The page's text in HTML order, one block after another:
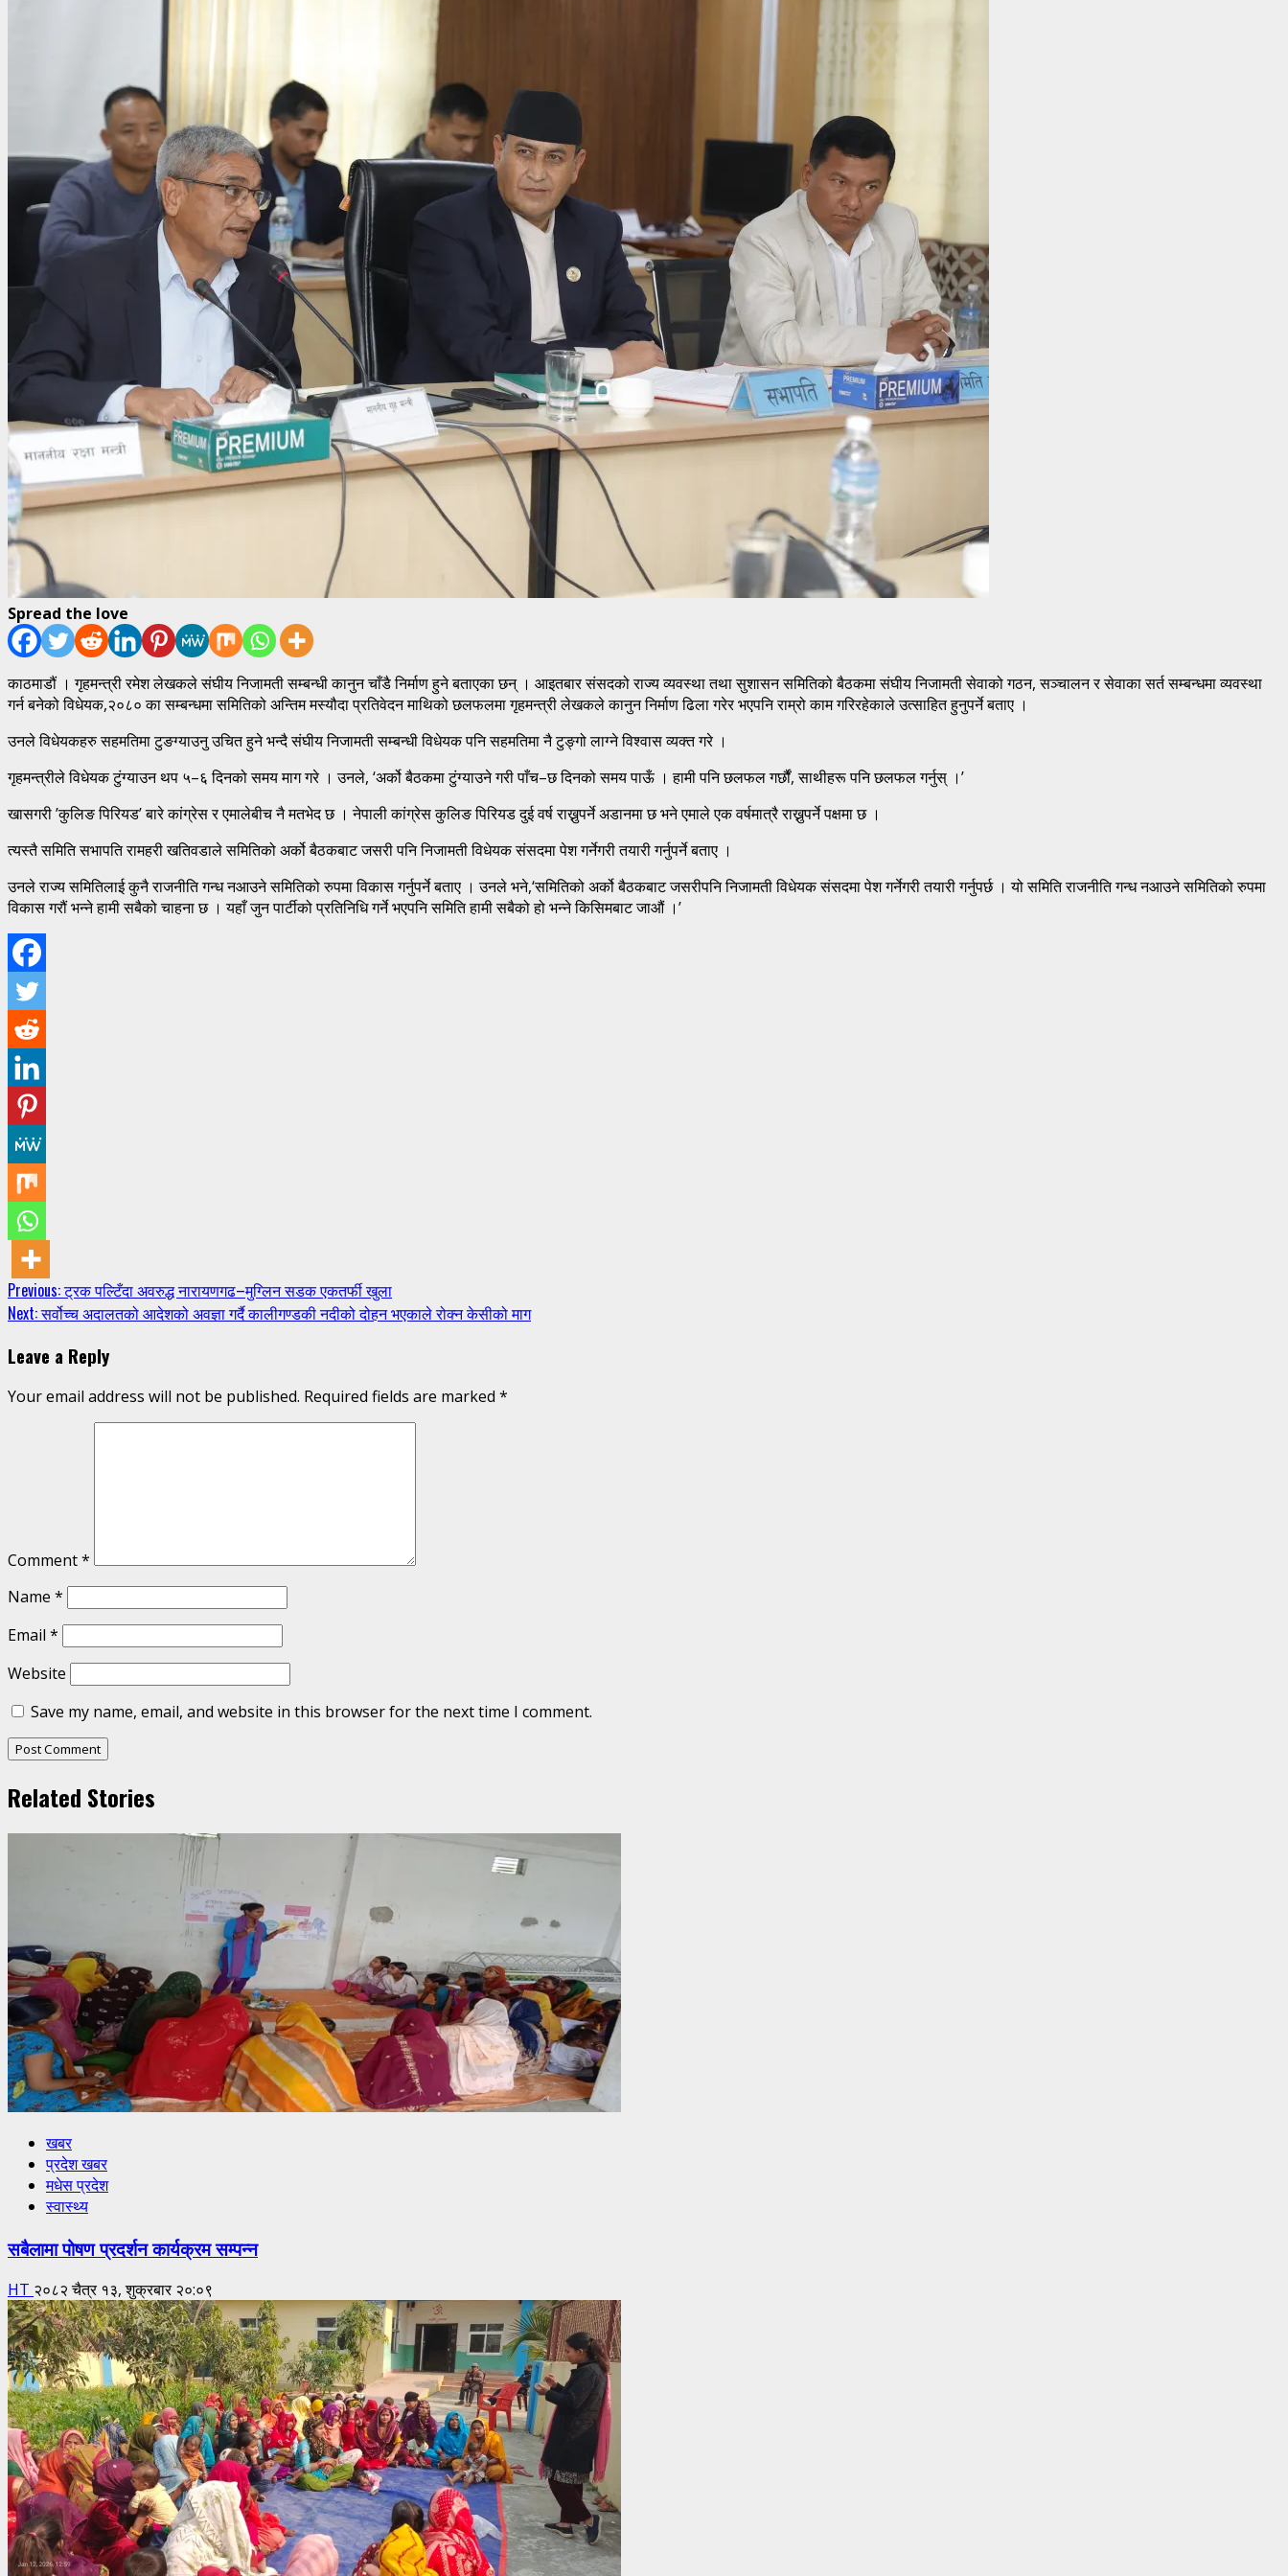
Spread the love
काठमाडौं । गृहमन्त्री रमेश लेखकले संघीय निजामती सम्बन्धी कानुन चाँडै निर्माण हुने बताएका छन् । आइतबार संसदको राज्य व्यवस्था तथा सुशासन समितिको बैठकमा संघीय निजामती सेवाको गठन, सञ्चालन र सेवाका सर्त सम्बन्धमा व्यवस्था
गर्न बनेको विधेयक,२०८० का सम्बन्धमा समितिको अन्तिम मस्यौदा प्रतिवेदन माथिको छलफलमा गृहमन्त्री लेखकले कानुन निर्माण ढिला गरेर भएपनि राम्रो काम गरिरहेकाले उत्साहित हुनुपर्ने बताए ।
उनले विधेयकहरु सहमतिमा टुङग्याउनु उचित हुने भन्दै संघीय निजामती सम्बन्धी विधेयक पनि सहमतिमा नै टुङ्गो लाग्ने विश्वास व्यक्त गरे ।
गृहमन्त्रीले विधेयक टुंग्याउन थप ५–६ दिनको समय माग गरे । उनले, ‘अर्को बैठकमा टुंग्याउने गरी पाँच–छ दिनको समय पाऊँ । हामी पनि छलफल गर्छौं, साथीहरू पनि छलफल गर्नुस् ।’
खासगरी ’कुलिङ पिरियड’ बारे कांग्रेस र एमालेबीच नै मतभेद छ । नेपाली कांग्रेस कुलिङ पिरियड दुई वर्ष राख्नुपर्ने अडानमा छ भने एमाले एक वर्षमात्रै राख्नुपर्ने पक्षमा छ ।
त्यस्तै समिति सभापति रामहरी खतिवडाले समितिको अर्को बैठकबाट जसरी पनि निजामती विधेयक संसदमा पेश गर्नेगरी तयारी गर्नुपर्ने बताए ।
उनले राज्य समितिलाई कुनै राजनीति गन्ध नआउने समितिको रुपमा विकास गर्नुपर्ने बताए । उनले भने,‘समितिको अर्को बैठकबाट जसरीपनि निजामती विधेयक संसदमा पेश गर्नेगरी तयारी गर्नुपर्छ । यो समिति राजनीति गन्ध नआउने समितिको रुपमा
विकास गरौं भन्ने हामी सबैको चाहना छ । यहाँ जुन पार्टीको प्रतिनिधि गर्ने भएपनि समिति हामी सबैको हो भन्ने किसिमबाट जाऔं ।’
Continue
Reading
Previous:ट्रक पल्टिँदा अवरुद्ध नारायणगढ–मुग्लिन सडक एकतर्फी खुला
Next:सर्वोच्च अदालतको आदेशको अवज्ञा गर्दै कालीगण्डकी नदीको दोहन भएकाले रोक्न केसीको माग
Leave a Reply
Your email address will not be published. Required fields are marked *
Comment*
Name *
Email *
Website
Save my name, email, and website in this browser for the next time I comment.
Related Stories
खबर
प्रदेश खबर
मधेस प्रदेश
स्वास्थ्य
सबैलामा पोषण प्रदर्शन कार्यक्रम सम्पन्न
HT २०८२ चैत्र १३, शुक्रबार २०:०९